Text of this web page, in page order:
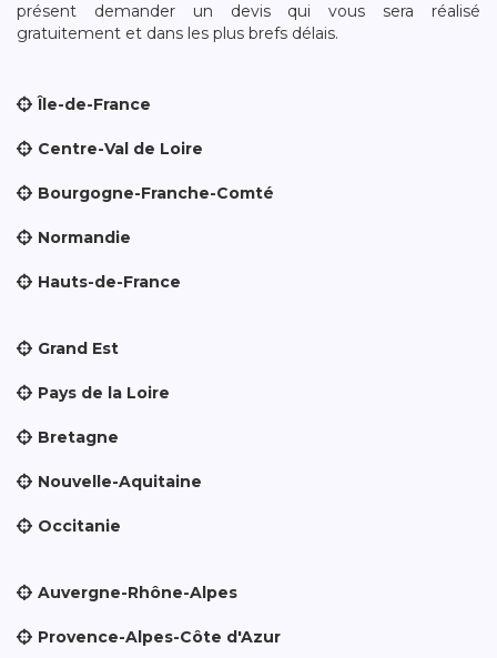
présent demander un devis qui vous sera réalisé
gratuitement et dans les plus brefs délais.
Île-de-France
Centre-Val de Loire
Bourgogne-Franche-Comté
Normandie
Hauts-de-France
Grand Est
Pays de la Loire
Bretagne
Nouvelle-Aquitaine
Occitanie
Auvergne-Rhône-Alpes
Provence-Alpes-Côte d'Azur